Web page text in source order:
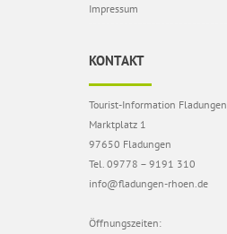
Impressum
KONTAKT
Tourist-Information Fladungen
Marktplatz 1
97650 Fladungen
Tel. 09778 – 9191 310
info@fladungen-rhoen.de
Öffnungszeiten: